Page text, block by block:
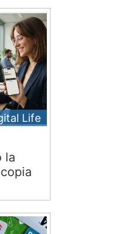
Life
la